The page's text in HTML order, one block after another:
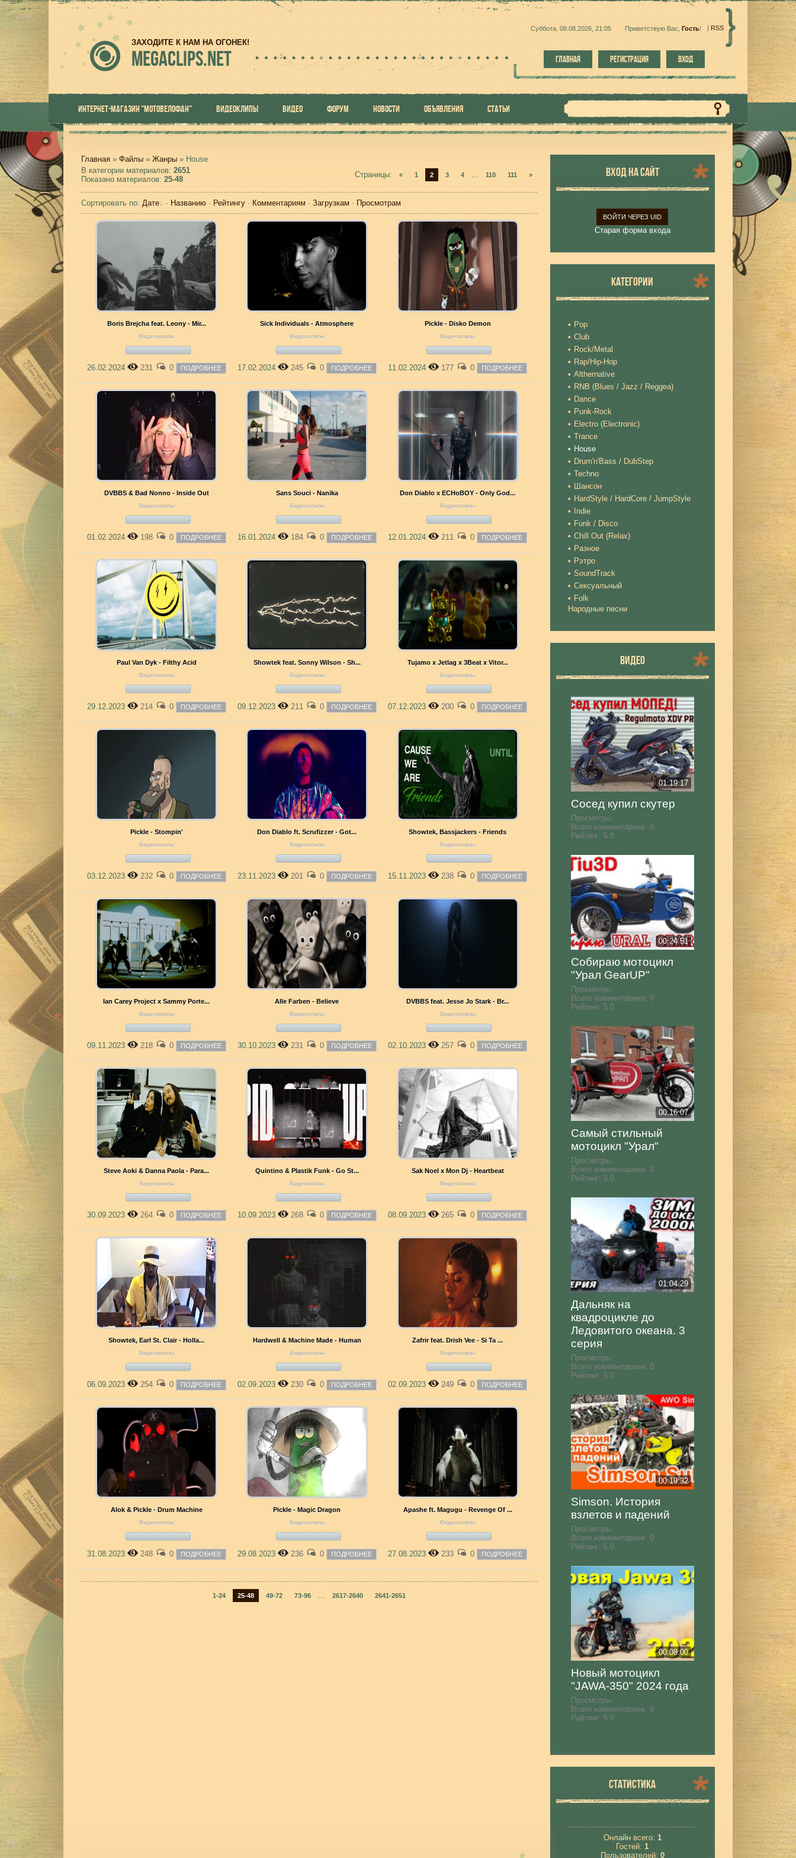
ЗАХОДИТЕ К НАМ НА ОГОНЕК!
MEGACLIPS.NET
Суббота, 08.08.2026, 21:05 Приветствую Вас Гость! | RSS
ГЛАВНАЯ РЕГИСТРАЦИЯ ВХОД
ИНТЕРНЕТ-МАГАЗИН "МОТОВЕЛОФАН" ВИДЕОКЛИПЫ ВИДЕО ФОРУМ НОВОСТИ ОБЪЯВЛЕНИЯ СТАТЬИ
Главная » Файлы » Жанры » House
В категории материалов: 2651
Показано материалов: 25-48
Страницы: « 1 2 3 4 ... 110 111 »
Сортировать по: Дате · Названию · Рейтингу · Комментариям · Загрузкам · Просмотрам
Boris Brejcha feat. Leony - Mir...
Видеоклипы
26.02.2024 231 0 ПОДРОБНЕЕ
Sick Individuals - Atmosphere
Видеоклипы
17.02.2024 245 0 ПОДРОБНЕЕ
Pickle - Disko Demon
Видеоклипы
11.02.2024 177 0 ПОДРОБНЕЕ
DVBBS & Bad Nonno - Inside Out
Видеоклипы
01.02.2024 198 0 ПОДРОБНЕЕ
Sans Souci - Nanika
Видеоклипы
16.01.2024 184 0 ПОДРОБНЕЕ
Don Diablo x ECHoBOY - Only God...
Видеоклипы
12.01.2024 211 0 ПОДРОБНЕЕ
Paul Van Dyk - Filthy Acid
Видеоклипы
29.12.2023 214 0 ПОДРОБНЕЕ
Showtek feat. Sonny Wilson - Sh...
Видеоклипы
09.12.2023 211 0 ПОДРОБНЕЕ
Tujamo x Jetlag x 3Beat x Vitor...
Видеоклипы
07.12.2023 200 0 ПОДРОБНЕЕ
Pickle - Stompin'
Видеоклипы
03.12.2023 232 0 ПОДРОБНЕЕ
Don Diablo ft. Scrufizzer - Got...
Видеоклипы
23.11.2023 201 0 ПОДРОБНЕЕ
Showtek, Bassjackers - Friends
Видеоклипы
15.11.2023 238 0 ПОДРОБНЕЕ
Ian Carey Project x Sammy Porte...
Видеоклипы
09.11.2023 218 0 ПОДРОБНЕЕ
Alle Farben - Believe
Видеоклипы
30.10.2023 231 0 ПОДРОБНЕЕ
DVBBS feat. Jesse Jo Stark - Br...
Видеоклипы
02.10.2023 257 0 ПОДРОБНЕЕ
Steve Aoki & Danna Paola - Para...
Видеоклипы
30.09.2023 264 0 ПОДРОБНЕЕ
Quintino & Plastik Funk - Go St...
Видеоклипы
10.09.2023 268 0 ПОДРОБНЕЕ
Sak Noel x Mon Dj - Heartbeat
Видеоклипы
08.09.2023 265 0 ПОДРОБНЕЕ
Showtek, Earl St. Clair - Holla...
Видеоклипы
06.09.2023 254 0 ПОДРОБНЕЕ
Hardwell & Machine Made - Human
Видеоклипы
02.09.2023 230 0 ПОДРОБНЕЕ
Zafrir feat. Drish Vee - Si Ta ...
Видеоклипы
02.09.2023 249 0 ПОДРОБНЕЕ
Alok & Pickle - Drum Machine
Видеоклипы
31.08.2023 248 0 ПОДРОБНЕЕ
Pickle - Magic Dragon
Видеоклипы
29.08.2023 236 0 ПОДРОБНЕЕ
Apashe ft. Magugu - Revenge Of ...
Видеоклипы
27.08.2023 233 0 ПОДРОБНЕЕ
1-24 25-48 49-72 73-96 ... 2617-2640 2641-2651
ВХОД НА САЙТ
ВОЙТИ ЧЕРЕЗ UID
Старая форма входа
КАТЕГОРИИ
Pop
Club
Rock/Metal
Rap/Hip-Hop
Althernative
RNB (Blues / Jazz / Reggea)
Dance
Punk-Rock
Electro (Electronic)
Trance
House
Drum'n'Bass / DubStep
Techno
Шансон
HardStyle / HardCore / JumpStyle
Indie
Funk / Disco
Chill Out (Relax)
Разное
Рэтро
SoundTrack
Сексуальный
Folk
Народные песни
ВИДЕО
01:19:17
Сосед купил скутер
Просмотры:
Всего комментариев: 0
Рейтинг: 5.0
00:24:51
Собираю мотоцикл
"Урал GearUP"
Просмотры:
Всего комментариев: 0
Рейтинг: 5.0
00:16:07
Самый стильный
мотоцикл "Урал"
Просмотры:
Всего комментариев: 0
Рейтинг: 5.0
01:04:29
Дальняк на
квадроцикле до
Ледовитого океана. 3
серия
Просмотры:
Всего комментариев: 0
Рейтинг: 5.0
00:19:32
Simson. История
взлетов и падений
Просмотры:
Всего комментариев: 0
Рейтинг: 5.0
00:08:00
Новый мотоцикл
"JAWA-350" 2024 года
Просмотры:
Всего комментариев: 0
Рейтинг: 5.0
СТАТИСТИКА
Онлайн всего: 1
Гостей:1
Пользователей: 0